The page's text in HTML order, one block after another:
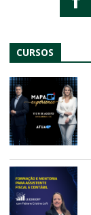
CURSOS